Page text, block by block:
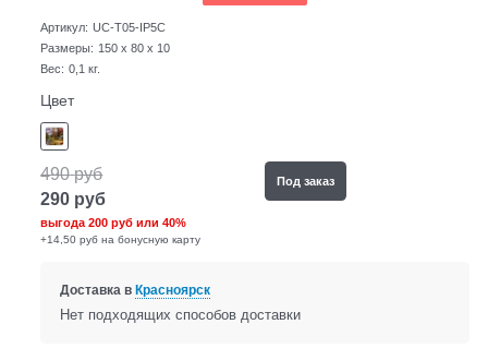
Артикул: UC-T05-IP5C
Размеры: 150 x 80 x 10
Вес: 0,1 кг.
Цвет
490 руб
290 руб
выгода200 руб или40%
+14,50 руб на бонусную карту
Под заказ
Доставка в Красноярск
Нет подходящих способов доставки